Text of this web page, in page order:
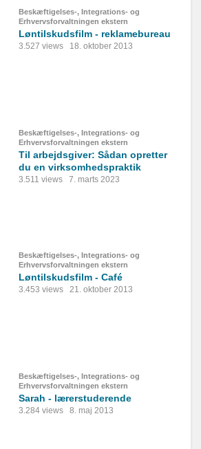
Beskæftigelses-, Integrations- og
Erhvervsforvaltningen ekstern
Løntilskudsfilm - reklamebureau
3.527 views 18. oktober 2013
Beskæftigelses-, Integrations- og
Erhvervsforvaltningen ekstern
Til arbejdsgiver: Sådan opretter
du en virksomhedspraktik
3.511 views 7. marts 2023
Beskæftigelses-, Integrations- og
Erhvervsforvaltningen ekstern
Løntilskudsfilm - Café
3.453 views 21. oktober 2013
Beskæftigelses-, Integrations- og
Erhvervsforvaltningen ekstern
Sarah - lærerstuderende
3.284 views 8. maj 2013